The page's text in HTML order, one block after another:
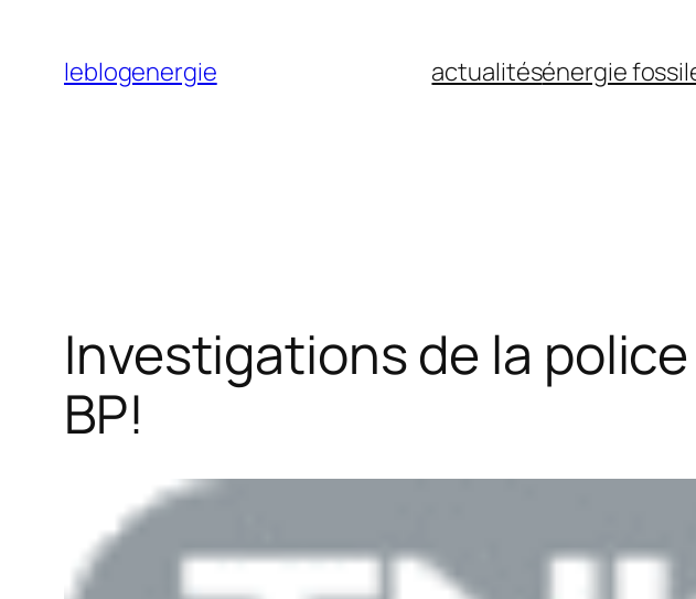
contenu
leblogenergie actualitésénergie
Investigations de la
BP!